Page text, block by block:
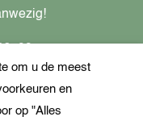
om u de meest
en
op "Alles